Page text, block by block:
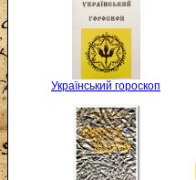
Український гороскоп